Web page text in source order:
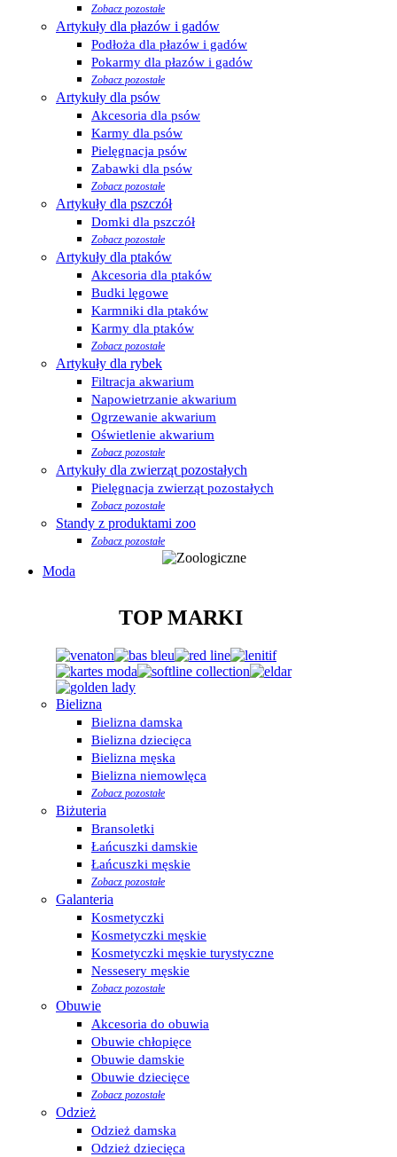
Zobacz pozostałe
Artykuły dla płazów i gadów
Podłoża dla płazów i gadów
Pokarmy dla płazów i gadów
Zobacz pozostałe
Artykuły dla psów
Akcesoria dla psów
Karmy dla psów
Pielęgnacja psów
Zabawki dla psów
Zobacz pozostałe
Artykuły dla pszczół
Domki dla pszczół
Zobacz pozostałe
Artykuły dla ptaków
Akcesoria dla ptaków
Budki lęgowe
Karmniki dla ptaków
Karmy dla ptaków
Zobacz pozostałe
Artykuły dla rybek
Filtracja akwarium
Napowietrzanie akwarium
Ogrzewanie akwarium
Oświetlenie akwarium
Zobacz pozostałe
Artykuły dla zwierząt pozostałych
Pielęgnacja zwierząt pozostałych
Zobacz pozostałe
Standy z produktami zoo
Zobacz pozostałe
Moda
TOP MARKI
Bielizna
Bielizna damska
Bielizna dziecięca
Bielizna męska
Bielizna niemowlęca
Zobacz pozostałe
Biżuteria
Bransoletki
Łańcuszki damskie
Łańcuszki męskie
Zobacz pozostałe
Galanteria
Kosmetyczki
Kosmetyczki męskie
Kosmetyczki męskie turystyczne
Nessesery męskie
Zobacz pozostałe
Obuwie
Akcesoria do obuwia
Obuwie chłopięce
Obuwie damskie
Obuwie dziecięce
Zobacz pozostałe
Odzież
Odzież damska
Odzież dziecięca